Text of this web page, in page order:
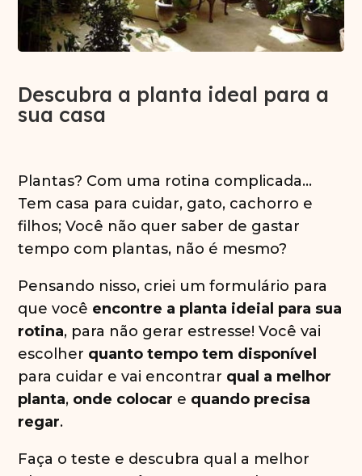
Descubra a planta ideal para a
sua casa
Plantas? Com uma rotina complicada...
Tem casa para cuidar, gato, cachorro e
filhos; Você não quer saber de gastar
tempo com plantas, não é mesmo?
Pensando nisso, criei um formulário para
que você encontre a planta ideial para sua
rotina, para não gerar estresse! Você vai
escolher quanto tempo tem disponível
para cuidar e vai encontrar qual a melhor
planta, onde colocar e quando precisa
regar.
Faça o teste e descubra qual a melhor